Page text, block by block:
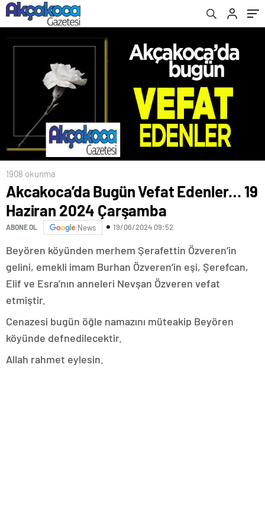
1908 okunma
Akcakoca’da Bugün Vefat Edenler… 19
Haziran 2024 Çarşamba
ABONE OL News 19/06/2024 09:52
Beyören köyünden merhem Şerafettin Özveren’in
gelini, emekli imam Burhan Özveren’in eşi, Şerefcan,
Elif ve Esra’nın anneleri Nevşan Özveren vefat
etmiştir.
Cenazesi bugün öğle namazını müteakip Beyören
köyünde defnedilecektir.
Allah rahmet eylesin.